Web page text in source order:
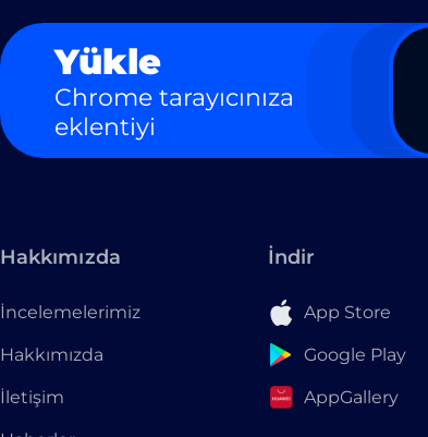
Yükle
Chrome tarayıcınıza
eklentiyi
Hakkımızda
İncelemelerimiz
Hakkımızda
İletişim
İndir
App Store
Google Play
AppGallery